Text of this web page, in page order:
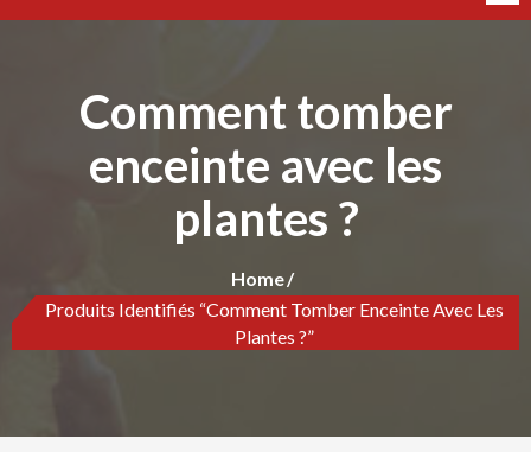
Comment tomber
enceinte avec les
plantes ?
Home
Produits Identifiés “Comment Tomber Enceinte Avec Les
Plantes ?”